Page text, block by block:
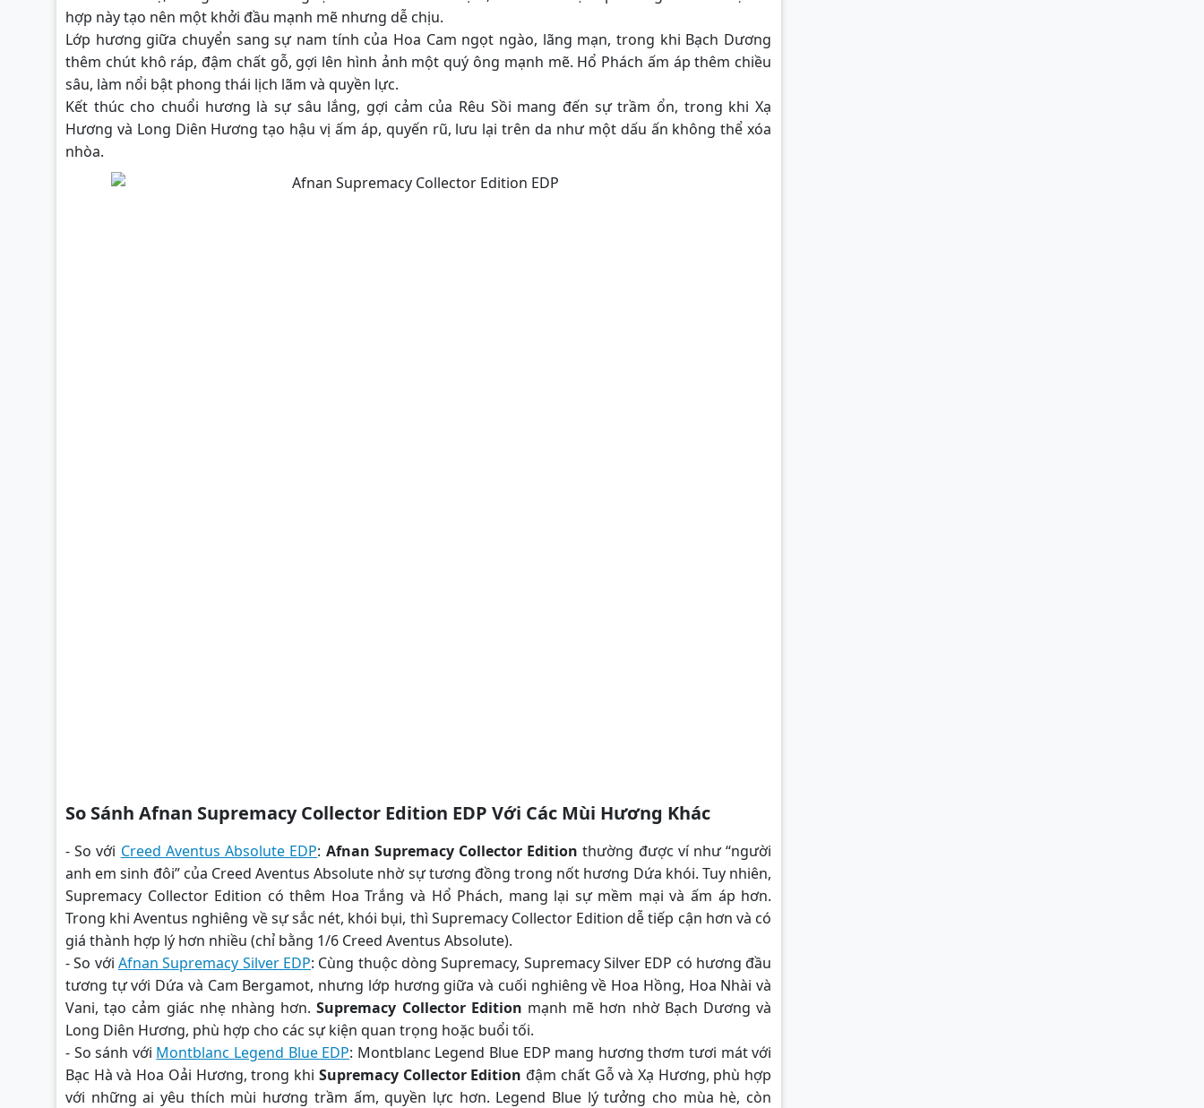
hợp này tạo nên một khởi đầu mạnh mẽ nhưng dễ chịu.
Lớp hương giữa chuyển sang sự nam tính của Hoa Cam ngọt ngào, lãng mạn, trong khi Bạch Dương
thêm chút khô ráp, đậm chất gỗ, gợi lên hình ảnh một quý ông mạnh mẽ. Hổ Phách ấm áp thêm chiều
sâu, làm nổi bật phong thái lịch lãm và quyền lực.
Kết thúc cho chuổi hương là sự sâu lắng, gợi cảm của Rêu Sồi mang đến sự trầm ổn, trong khi Xạ
Hương và Long Diên Hương tạo hậu vị ấm áp, quyến rũ, lưu lại trên da như một dấu ấn không thể xóa
nhòa.
So Sánh Afnan Supremacy Collector Edition EDP Với Các Mùi Hương Khác
- So với Creed Aventus Absolute EDP: Afnan Supremacy Collector Edition thường được ví như “người
anh em sinh đôi” của Creed Aventus Absolute nhờ sự tương đồng trong nốt hương Dứa khói. Tuy nhiên,
Supremacy Collector Edition có thêm Hoa Trắng và Hổ Phách, mang lại sự mềm mại và ấm áp hơn.
Trong khi Aventus nghiêng về sự sắc nét, khói bụi, thì Supremacy Collector Edition dễ tiếp cận hơn và có
giá thành hợp lý hơn nhiều (chỉ bằng 1/6 Creed Aventus Absolute).
- So với Afnan Supremacy Silver EDP: Cùng thuộc dòng Supremacy, Supremacy Silver EDP có hương đầu
tương tự với Dứa và Cam Bergamot, nhưng lớp hương giữa và cuối nghiêng về Hoa Hồng, Hoa Nhài và
Vani, tạo cảm giác nhẹ nhàng hơn.Supremacy Collector Edition mạnh mẽ hơn nhờ Bạch Dương và
Long Diên Hương, phù hợp cho các sự kiện quan trọng hoặc buổi tối.
- So sánh với Montblanc Legend Blue EDP: Montblanc Legend Blue EDP mang hương thơm tươi mát với
Bạc Hà và Hoa Oải Hương, trong khi Supremacy Collector Edition đậm chất Gỗ và Xạ Hương, phù hợp
với những ai yêu thích mùi hương trầm ấm, quyền lực hơn. Legend Blue lý tưởng cho mùa hè, còn